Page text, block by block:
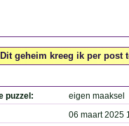
Dit geheim kreeg ik per post
puzzel:
eigen maaksel
06 maart 2025